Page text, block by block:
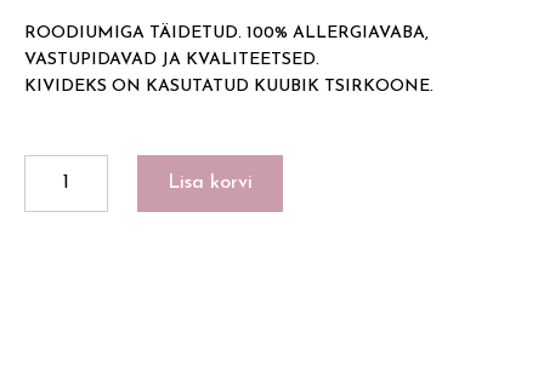
ROODIUMIGA TÄIDETUD. 100% ALLERGIAVABA,
VASTUPIDAVAD JA KVALITEETSED.
KIVIDEKS ON KASUTATUD KUUBIK TSIRKOONE.
Lisa korvi